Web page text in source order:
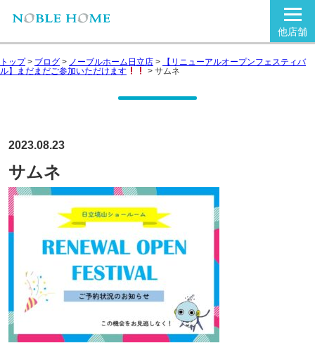
他店舗
トップ> ブログ > ノーブルホーム日立店 >
【リニューアルオープンフェスティバ
ル】まだまだご参加いただけます
>サムネ
2023.08.23
サムネ